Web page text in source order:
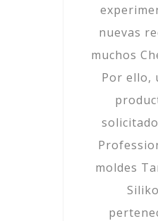
nuevas
muchos
Por ello,
moldes